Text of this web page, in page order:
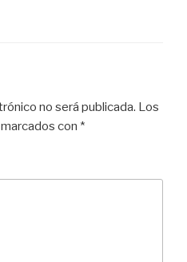
no será publicada. Los
con *